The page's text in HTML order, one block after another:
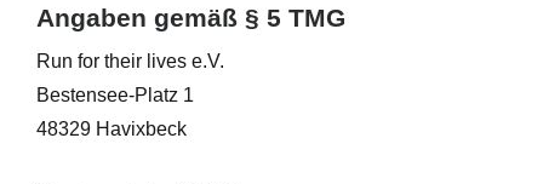
Angaben gemäß § 5 TMG
Run for their lives e.V.
Bestensee-Platz 1
48329 Havixbeck